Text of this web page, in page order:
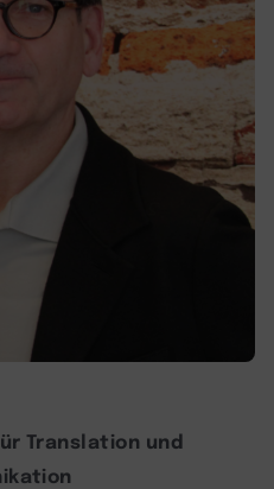
Translation und